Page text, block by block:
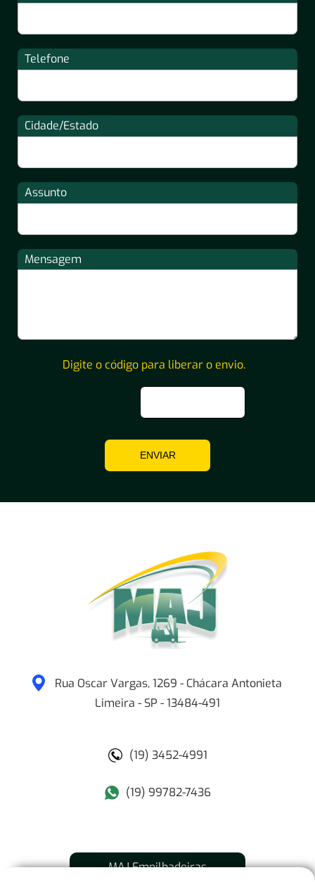
Telefone
Cidade/Estado
Assunto
Mensagem
Digite o código para liberar o envio.
ENVIAR
Rua Oscar Vargas, 1269 - Chácara Antonieta
Limeira - SP -13484-491
(19) 3452-4991
(19) 99782-7436
MAJ Empilhadeiras